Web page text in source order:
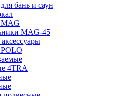
бань и саун
MAG-45
4TRA